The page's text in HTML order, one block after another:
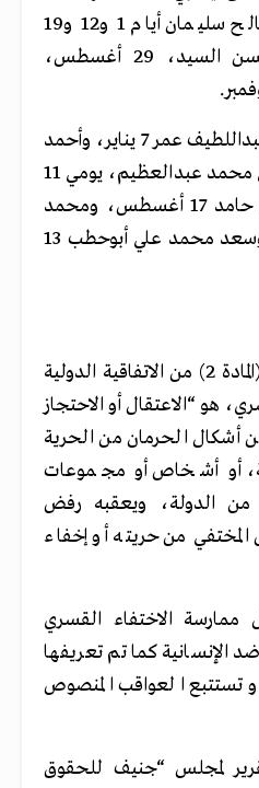
سمير عزازي، وحسام صالح سليمان أيام 1 و12 و19
يوليو، وعبدالرحمن محسن السيد، 29 أغسطس،
وفي العام 2020: محمد عبداللطيف عمر 7 يناير، وأحمد
صلاح عبدالله، ومصطفى محمد عبدالعظيم، يومي 11
و27 يونيو، وأسامة صلاح حامد 17 أغسطس، ومحمد
أمين الجزار 28 سبتمبر، وسعد محمد علي أبوحطب 13
والاختفاء القسري، وفق (المادة 2) من الاتفاقية الدولية
هو “الاعتقال أو الاحتجاز
أشكال الحرمان من الحرية
أو أشخاص أو مجموعات
الدولة، ويعقبه رفض
من حريته أو إخفاء
5): “تشكل ممارسة الاختفاء القسري
الإنسانية كما تم تعريفها
وتستتبع العواقب المنصوص
أكد تقرير لمجلس “جنيف للحقوق